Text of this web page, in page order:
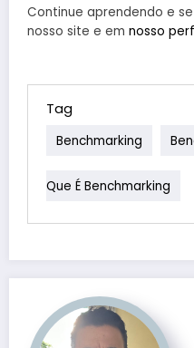
Continue aprendendo e
nosso site e em nosso
no Brasil
Em 13 de maio,
Tag
Benchmarking
Que É Benchmarking